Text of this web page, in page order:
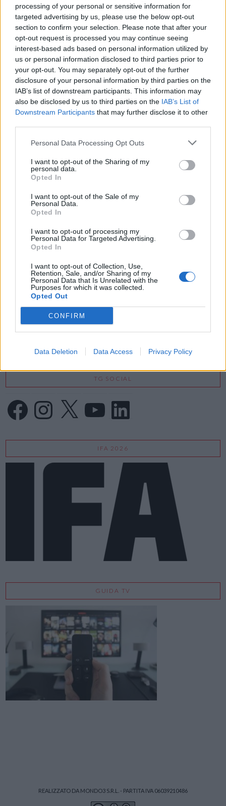
processing of your personal or sensitive information for
targeted advertising by us, please use the below opt-out
section to confirm your selection. Please note that after your
opt-out request is processed you may continue seeing
interest-based ads based on personal information utilized by
us or personal information disclosed to third parties prior to
your opt-out. You may separately opt-out of the further
disclosure of your personal information by third parties on the
IAB’s list of downstream participants. This information may
also be disclosed by us to third parties on the IAB’s List of
Downstream Participants that may further disclose it to other
Personal Data Processing Opt Outs
I want to opt-out of the Sharing of my
personal data.
Opted In
I want to opt-out of the Sale of my
Personal Data.
Opted In
I want to opt-out of processing my
Personal Data for Targeted Advertising.
Opted In
I want to opt-out of Collection, Use,
Retention, Sale, and/or Sharing of my
Personal Data that Is Unrelated with the
Purposes for which it was collected.
Opted Out
CONFIRM
Data Deletion Data Access Privacy Policy
Inserisci nome ed indirizzo E-Mail:
Acconsento al trattamento dei dati personali (Info Privacy)
LE MIGLIORI OFFERTE AMAZON
TG SOCIAL
FacebookInstagram
X LinkedIn
IFA 2026
GUIDA TV
REALIZZATO DA MONDO3 S.R.L. - PARTITA IVA 06039210486